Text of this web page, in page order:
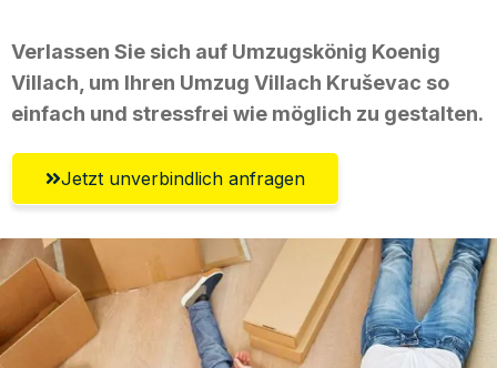
Verlassen Sie sich auf Umzugskönig Koenig
Villach, um Ihren Umzug Villach Kruševac so
einfach und stressfrei wie möglich zu gestalten.
Jetzt unverbindlich anfragen